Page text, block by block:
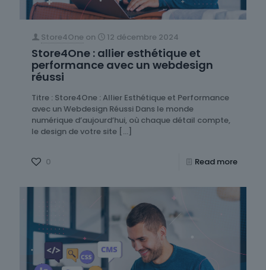
Store4One on 12 décembre 2024
Store4One : allier esthétique et
performance avec un webdesign
réussi
Titre : Store4One : Allier Esthétique et Performance
avec un Webdesign Réussi Dans le monde
numérique d’aujourd’hui, où chaque détail compte,
le design de votre site […]
0 Read more